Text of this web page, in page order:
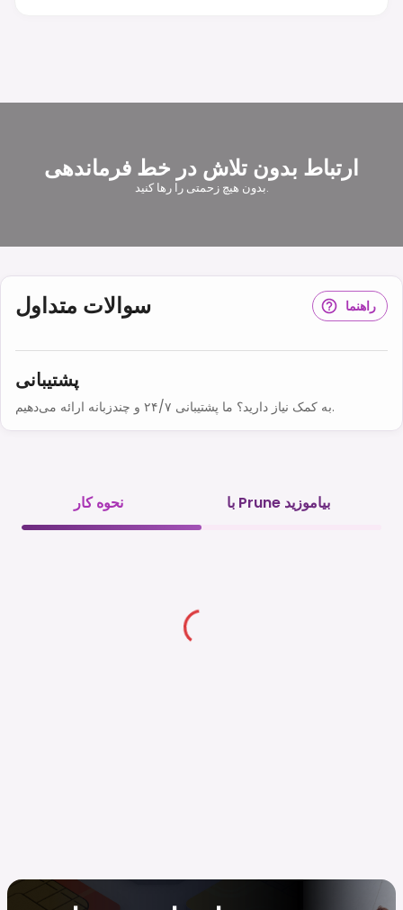
ارتباط بدون تلاش در خط فرماندهی
بدون هیچ زحمتی را رها کنید.
سوالات متداول راهنما
پشتیبانی
به کمک نیاز دارید؟ ما پشتیبانی ۲۴/۷ و چندزبانه ارائه می‌دهیم.
نحوه کار با Prune بیاموزید